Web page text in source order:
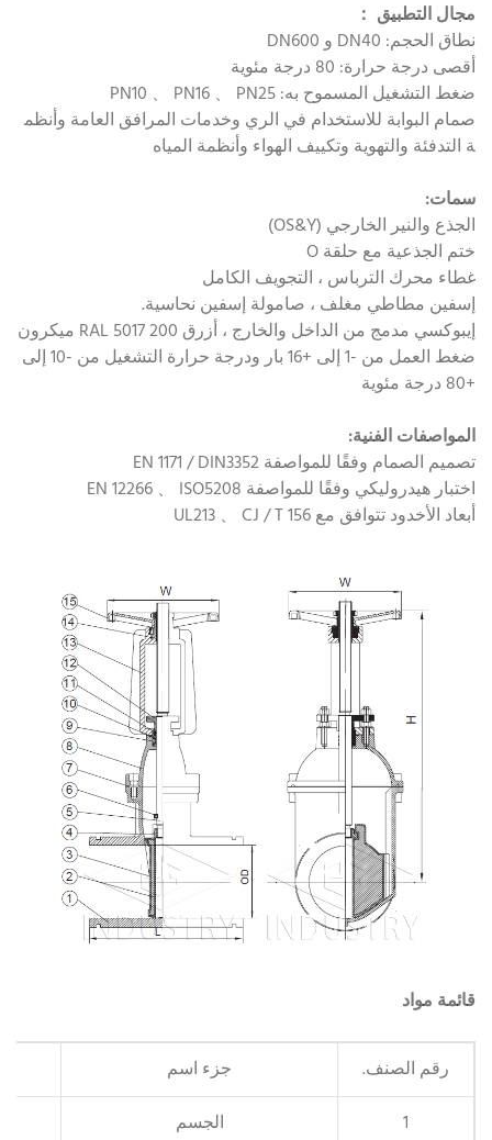
مجال التطبيق ：
نطاق الحجم: DN40 و DN600
أقصى درجة حرارة: 80 درجة مئوية
ضغط التشغيل المسموح به: PN10 、 PN16 、 PN25
صمام البوابة للاستخدام في الري وخدمات المرافق العامة وأنظم
ة التدفئة والتهوية وتكييف الهواء وأنظمة المياه
سمات:
الجذع والنير الخارجي (OS&Y)
ختم الجذعية مع حلقة O
غطاء محرك الترباس ، التجويف الكامل
إسفين مطاطي مغلف ، صامولة إسفين نحاسية.
إيبوكسي مدمج من الداخل والخارج ، أزرق RAL 5017 200 ميكرون
ضغط العمل من -1 إلى +16 بار ودرجة حرارة التشغيل من -10 إلى
+80 درجة مئوية
المواصفات الفنية:
تصميم الصمام وفقًا للمواصفة EN 1171 / DIN3352
اختبار هيدروليكي وفقًا للمواصفة EN 12266 、 ISO5208
أبعاد الأخدود تتوافق مع UL213 、 CJ / T 156
قائمة مواد
رقم الصنف.
جزء اسم
1
الجسم